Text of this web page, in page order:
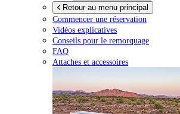
Retour au menu principal
Commencer une réservation
Vidéos explicatives
Conseils pour le remorquage
FAQ
Attaches et accessoires